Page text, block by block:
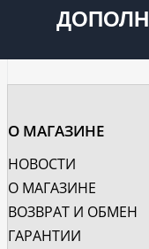
О МАГАЗИНЕ
НОВОСТИ
О МАГАЗИНЕ
ВОЗВРАТ И ОБМЕН
ГАРАНТИИ